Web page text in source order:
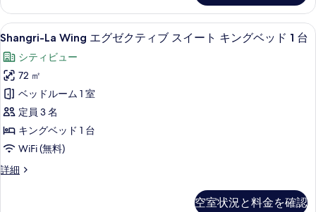
べ
て
の
写
真
を
表
示
す
River
View
Room,
Twin
Beds
の
詳
細
Shangri-
La
Wing
エ
グ
ゼ
ク
テ
ィ
Shangri-La Wing エグゼクティブ ス
8
Shangri-La Wing エグゼクティブ スイート キングベッド 1 台
シティビュー
72 ㎡
ベッドルーム 1 室
定員 3 名
キングベッド 1 台
WiFi (無料)
詳細
Shangri-
空室状況と料金を確認